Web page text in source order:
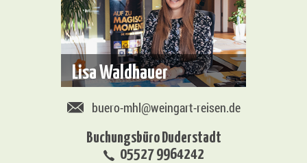
Lisa Waldhauer
buero-mhl@weingart-reisen.de
Buchungsbüro Duderstadt
05527 9964242